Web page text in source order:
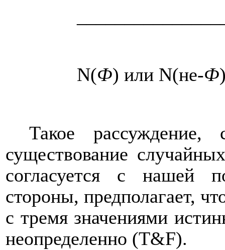
N(Ф) или N(не-Ф
Такое
существование
согласуется с нашей
стороны, предполагает,
с тремя значениями
неопределенно (T&F).